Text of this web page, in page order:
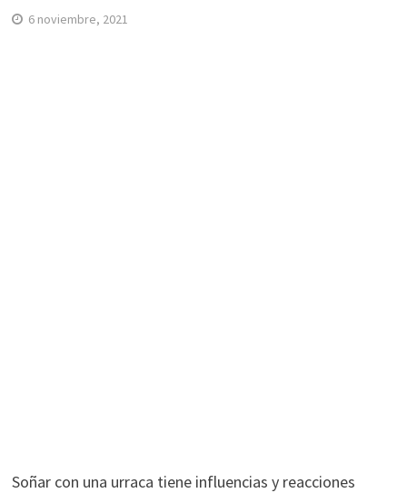
6 noviembre, 2021
Soñar con una urraca tiene influencias y reacciones